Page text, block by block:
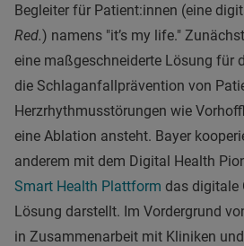
Begleiter für Patient:innen (eine
Red.) namens "it’s my life."
eine maßgeschneiderte Lösung für
die Schlaganfallprävention von
Herzrhythmusstörungen wie
eine Ablation ansteht. Bayer
anderem mit dem Digital Health
Smart Health Plattform das digitale
Lösung darstellt. Im Vordergrund
in Zusammenarbeit mit Kliniken